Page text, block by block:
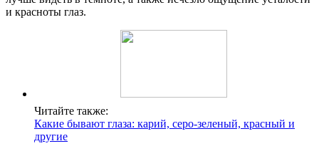
и красноты глаз.
Читайте также:
Какие бывают глаза: карий, серо-зеленый, красный и
другие